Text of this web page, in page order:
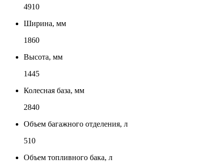
4910
Ширина, мм
1860
Высота, мм
1445
Колесная база, мм
2840
Объем багажного отделения, л
510
Объем топливного бака, л